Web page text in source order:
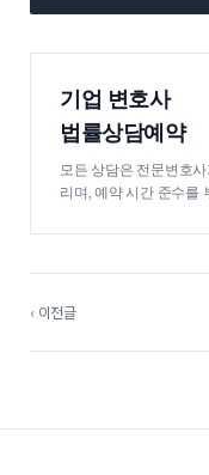
기업 변호사
법률상담예약
모든 상담은 전문변호
리며, 예약 시간 준수를
‹ 이전글